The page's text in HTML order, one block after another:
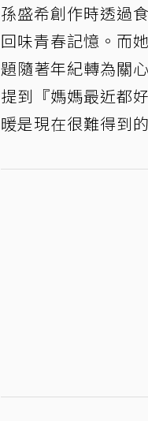
孫盛希創作時透過
回味青春記憶。而
題隨著年紀轉為關
提到『媽媽最近都
暖是現在很難得到